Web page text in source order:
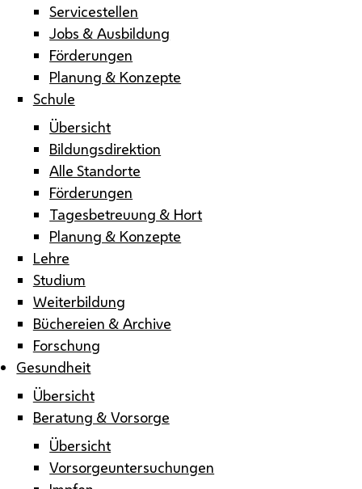
Servicestellen
Jobs & Ausbildung
Förderungen
Planung & Konzepte
Schule
Übersicht
Bildungsdirektion
Alle Standorte
Förderungen
Tagesbetreuung & Hort
Planung & Konzepte
Lehre
Studium
Weiterbildung
Büchereien & Archive
Forschung
Gesundheit
Übersicht
Beratung & Vorsorge
Übersicht
Vorsorgeuntersuchungen